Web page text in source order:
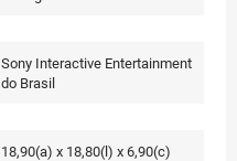
Sony Interactive Entertainment
do Brasil
18,90(a) x 18,80(l) x 6,90(c)